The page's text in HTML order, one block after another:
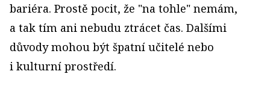
bariéra. Prostě pocit, že "na tohle" nemám,
a tak tím ani nebudu ztrácet čas. Dalšími
důvody mohou být špatní učitelé nebo
i kulturní prostředí.